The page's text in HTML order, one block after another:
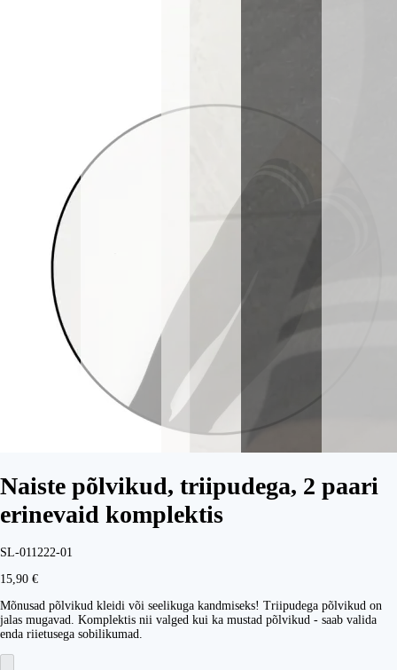
Naiste põlvikud, triipudega, 2 paari
erinevaid komplektis
SL-011222-01
15,90 €
Mõnusad põlvikud kleidi või seelikuga kandmiseks! Triipudega põlvikud on
jalas mugavad. Komplektis nii valged kui ka mustad põlvikud - saab valida
enda riietusega sobilikumad.